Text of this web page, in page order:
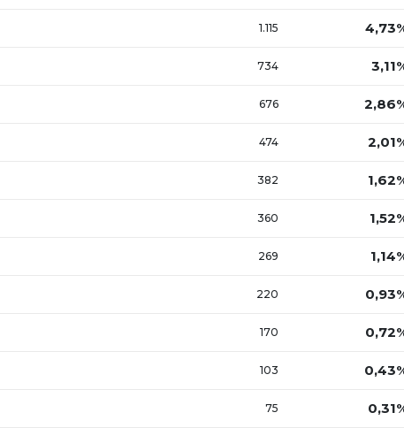
1.115
734
676
474
382
360
269
220
170
103
75